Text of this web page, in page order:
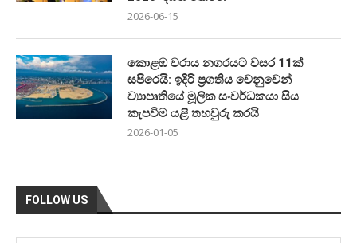
2026-06-15
කොළඹ වරාය නගරයට වසර 11ක්
සපිරෙයි: ඉදිරි ප්‍රගතිය වෙනුවෙන්
ව්‍යාපෘතියේ මූලික සංවර්ධකයා සිය
කැපවීම යළි තහවුරු කරයි
2026-01-05
FOLLOW US